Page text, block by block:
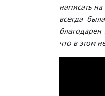
написать
всегда
что в этом